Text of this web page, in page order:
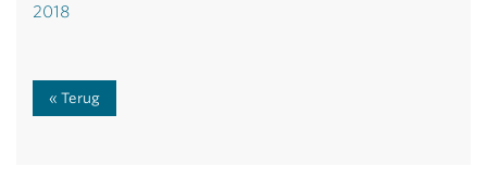
2018
Terug